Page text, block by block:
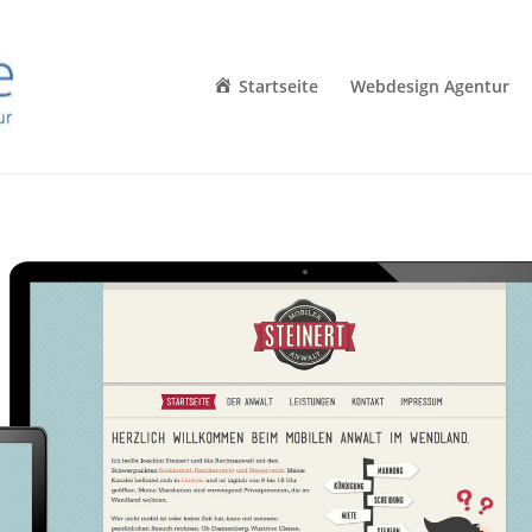
Startseite Webdesign Agentur